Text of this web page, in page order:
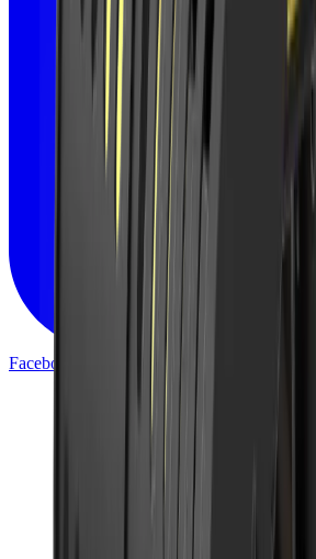
Facebook